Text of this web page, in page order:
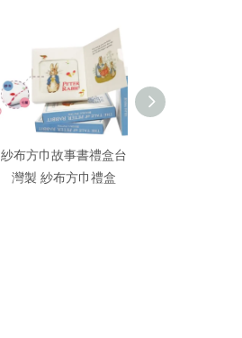
紗布方巾故事書禮盒台
灣製 紗布方巾禮盒